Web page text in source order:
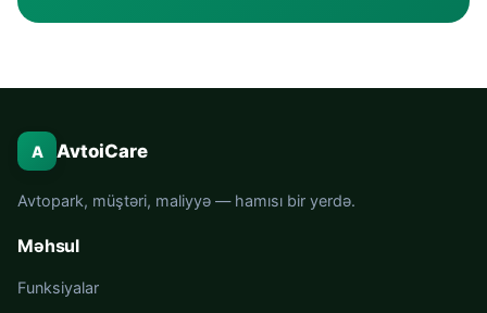
A AvtoiCare
Avtopark, müştəri, maliyyə — hamısı bir yerdə.
Məhsul
Funksiyalar